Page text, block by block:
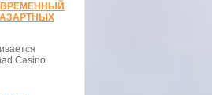
Casino